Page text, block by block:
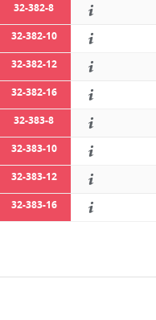
32-382-8
32-382-10
32-382-12
32-382-16
32-383-8
32-383-10
32-383-12
32-383-16